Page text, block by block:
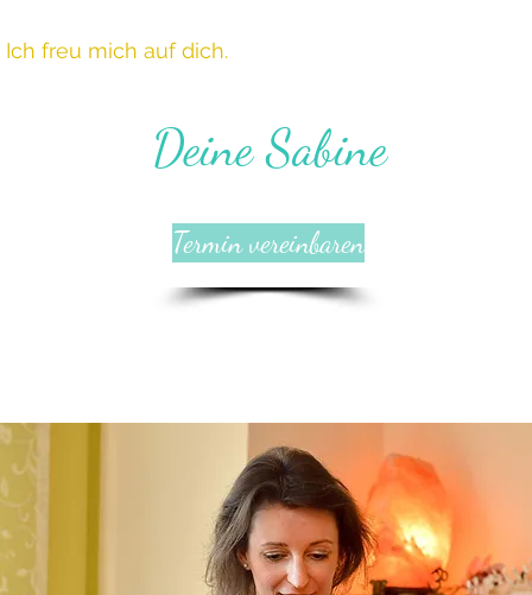
Ich freu mich auf dich.
Deine Sabine
Termin vereinbaren